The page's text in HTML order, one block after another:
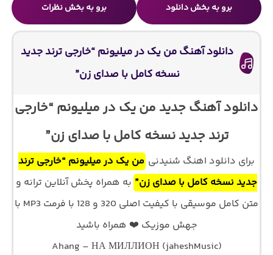
برو به بخش دانلود برو به بخش نظرات
دانلود آهنگ من یک در میلیونم “خارجی ترند جدید
نسخه کامل با صدای زن”
دانلود آهنگ جدید من یک در میلیونم “خارجی
ترند جدید نسخه کامل با صدای زن”
برای دانلود اهنگ شنیدنی من یک در میلیونم “خارجی ترند
جدید نسخه کامل با صدای زن” به همراه پخش آنلاین ترانه و
متن کامل موسیقی با کیفیت اصلی 320 و 128 با فرمت MP3 با
جهش موزیک ❤️ همراه باشید
Ahang – НА МИЛЛИОН (jaheshMusic)